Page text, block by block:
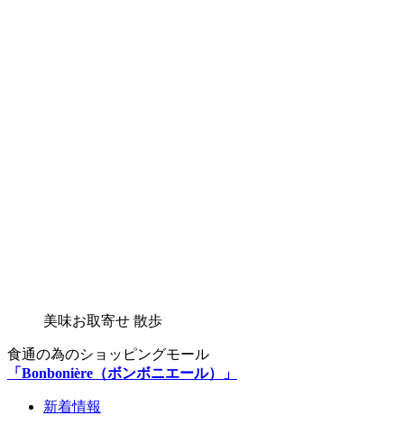
美味お取寄せ 散歩
食通の為のショッピングモール
「Bonbonière（ボンボニエール）」
新着情報